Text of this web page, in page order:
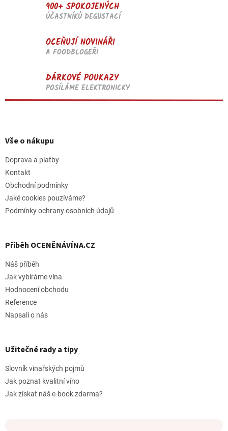
900+ SPOKOJENÝCH
ÚČASTNÍKŮ DEGUSTACÍ
OCEŇUJÍ NOVINÁŘI
A FOODBLOGEŘI
DÁRKOVÉ POUKAZY
POSÍLÁME ELEKTRONICKY
pVše o nákupu
Doprava a platby
Kontakt
Obchodní podmínky
Jaké cookies pouzíváme?
Podmínky ochrany osobních údajů
Příběh OCENĚNÁVÍNA.CZ
Náš příběh
Jak vybíráme vína
Hodnocení obchodu
Reference
Napsali o nás
Užitečné rady a tipy
Slovník vinařských pojmů
Jak poznat kvalitní víno
Jak získat náš e-book zdarma?